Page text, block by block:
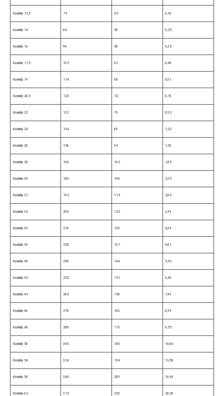
Калибр 12,5 75 45 0,18
Калибр 14 84 50 0,25
Калибр 16 96 58 0,35
Калибр 17,5 105 63 0,48
Калибр 19 114 68 0,61
Калибр 20,5 123 74 0,76
Калибр 22 132 79 0,92
Калибр 24 144 86 1,22
Калибр 26 156 94 1,53
Калибр 28 168 102 1,85
Калибр 30 180 108 2,35
Калибр 32 192 115 2,85
Калибр 34 204 122 3,39
Калибр 36 216 130 4,09
Калибр 38 228 137 4,81
Калибр 40 240 144 5,52
Калибр 42 252 151 6,48
Калибр 44 264 158 7,43
Калибр 46 276 166 8,39
Калибр 48 288 173 9,55
Калибр 50 300 180 10,80
Калибр 54 324 194 13,50
Калибр 58 348 209 16,90
Калибр 62 372 223 20,50